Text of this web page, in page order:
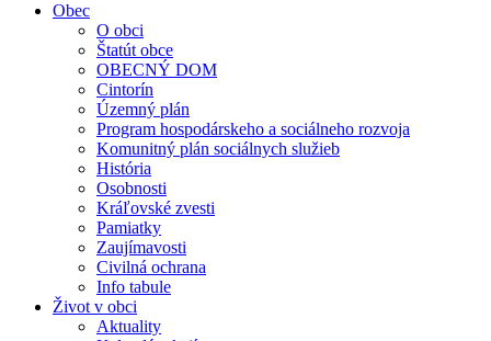
Obec
O obci
Štatút obce
OBECNÝ DOM
Cintorín
Územný plán
Program hospodárskeho a sociálneho rozvoja
Komunitný plán sociálnych služieb
História
Osobnosti
Kráľovské zvesti
Pamiatky
Zaujímavosti
Civilná ochrana
Info tabule
Život v obci
Aktuality